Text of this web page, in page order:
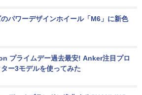
のパワーデザインホイール「M6」に新色
プライムデー過去最安! Anker注目プロ
ー3モデルを使ってみた